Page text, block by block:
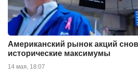
Американский рынок акций
исторические максимумы
14 мая, 18:07